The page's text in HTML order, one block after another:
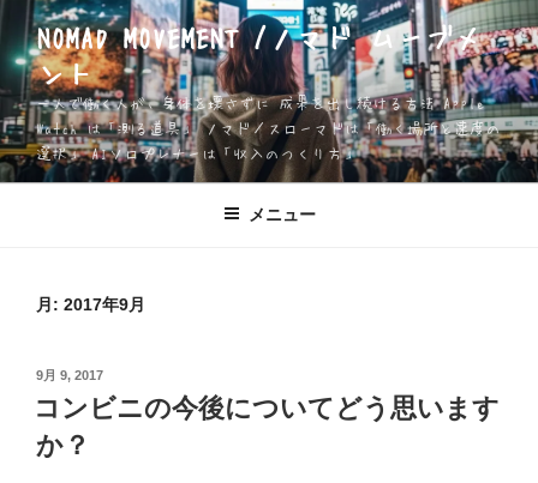
ン
テ
ン
ツ
へ
ス
NOMAD MOVEMENT /ノマド ムーブメ
ント
一人で働く人が、身体を壊さずに 成果を出し続ける方法 Apple
Watch は「測る道具」 ノマド／スローマドは「働く場所と速度の
選択」 AIソロプレナーは「収入のつくり方」
メニュー
月: 2017年9月
投
日:
9月 9, 2017
コンビニの今後についてどう思います
か？